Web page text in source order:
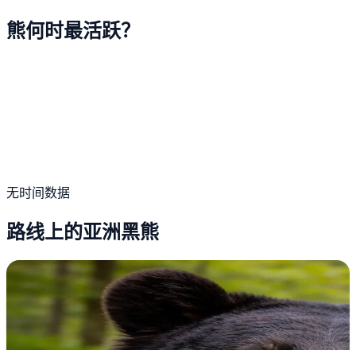
熊何时最活跃？
无时间数据
路线上的亚洲黑熊